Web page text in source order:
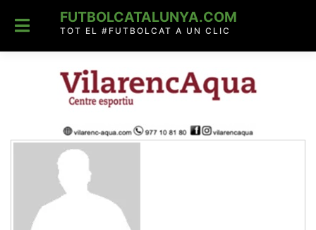
content
FUTBOLCATALUNYA.COM
TOT EL #FUTBOLCAT A UN CLIC